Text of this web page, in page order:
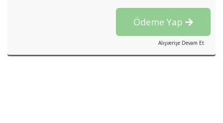
Ödeme Yap
Alışverişe Devam Et